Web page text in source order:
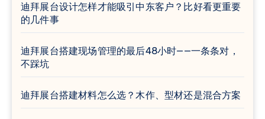
迪拜展台设计怎样才能吸引中东客户？比好看更重要
的几件事
迪拜展台搭建现场管理的最后48小时——一条条对，
不踩坑
迪拜展台搭建材料怎么选？木作、型材还是混合方案